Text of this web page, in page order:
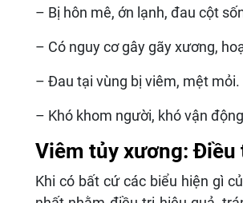
– Bị hôn mê, ớn lạnh, đau cột
– Có nguy cơ gây gãy xương,
– Đau tại vùng bị viêm, mệt mỏi.
– Khó khom người, khó vận
Viêm tủy xương: Điều
Khi có bất cứ các biểu hiện gì